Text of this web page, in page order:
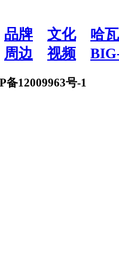
品牌 文化
哈
周边 视频
备12009963号-1